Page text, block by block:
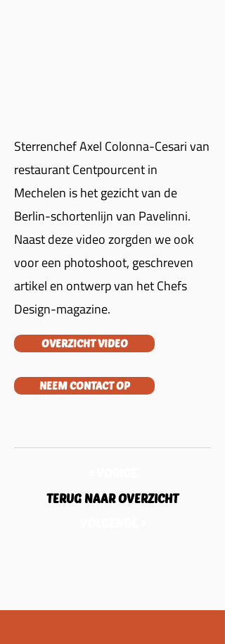
Sterrenchef Axel Colonna-Cesari van
restaurant Centpourcent in
Mechelen is het gezicht van de
Berlin-schortenlijn van Pavelinni.
Naast deze video zorgden we ook
voor een photoshoot, geschreven
artikel en ontwerp van het Chefs
Design-magazine.
OVERZICHT VIDEO
NEEM CONTACT OP
TERUG NAAR OVERZICHT